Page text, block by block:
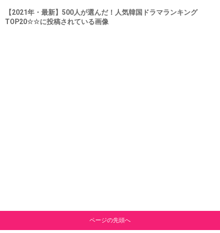
【2021年・最新】500人が選んだ！人気韓国ドラマランキング
TOP20☆☆に投稿されている画像
ページの先頭へ